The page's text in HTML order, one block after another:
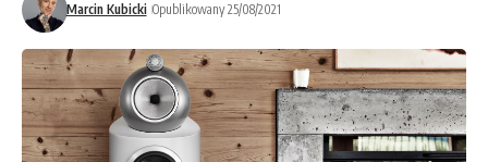
Marcin Kubicki Opublikowany 25/08/2021